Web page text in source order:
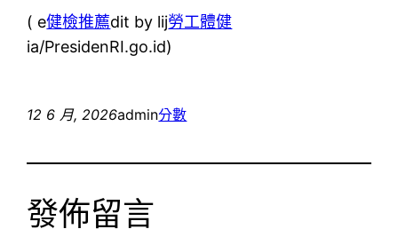
( e健檢推薦dit by lij勞工體健
ia/PresidenRI.go.id)
12 6 月, 2026admin分數
發佈留言